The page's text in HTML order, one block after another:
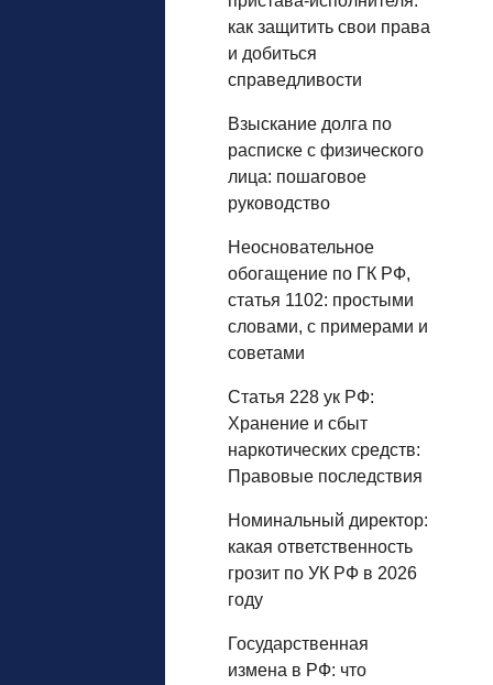
как защитить свои права
и добиться
справедливости
Взыскание долга по
расписке с физического
лица: пошаговое
руководство
Неосновательное
обогащение по ГК РФ,
статья 1102: простыми
словами, с примерами и
советами
Статья 228 ук РФ:
Хранение и сбыт
наркотических средств:
Правовые последствия
Номинальный директор:
какая ответственность
грозит по УК РФ в 2026
году
Государственная
измена в РФ: что